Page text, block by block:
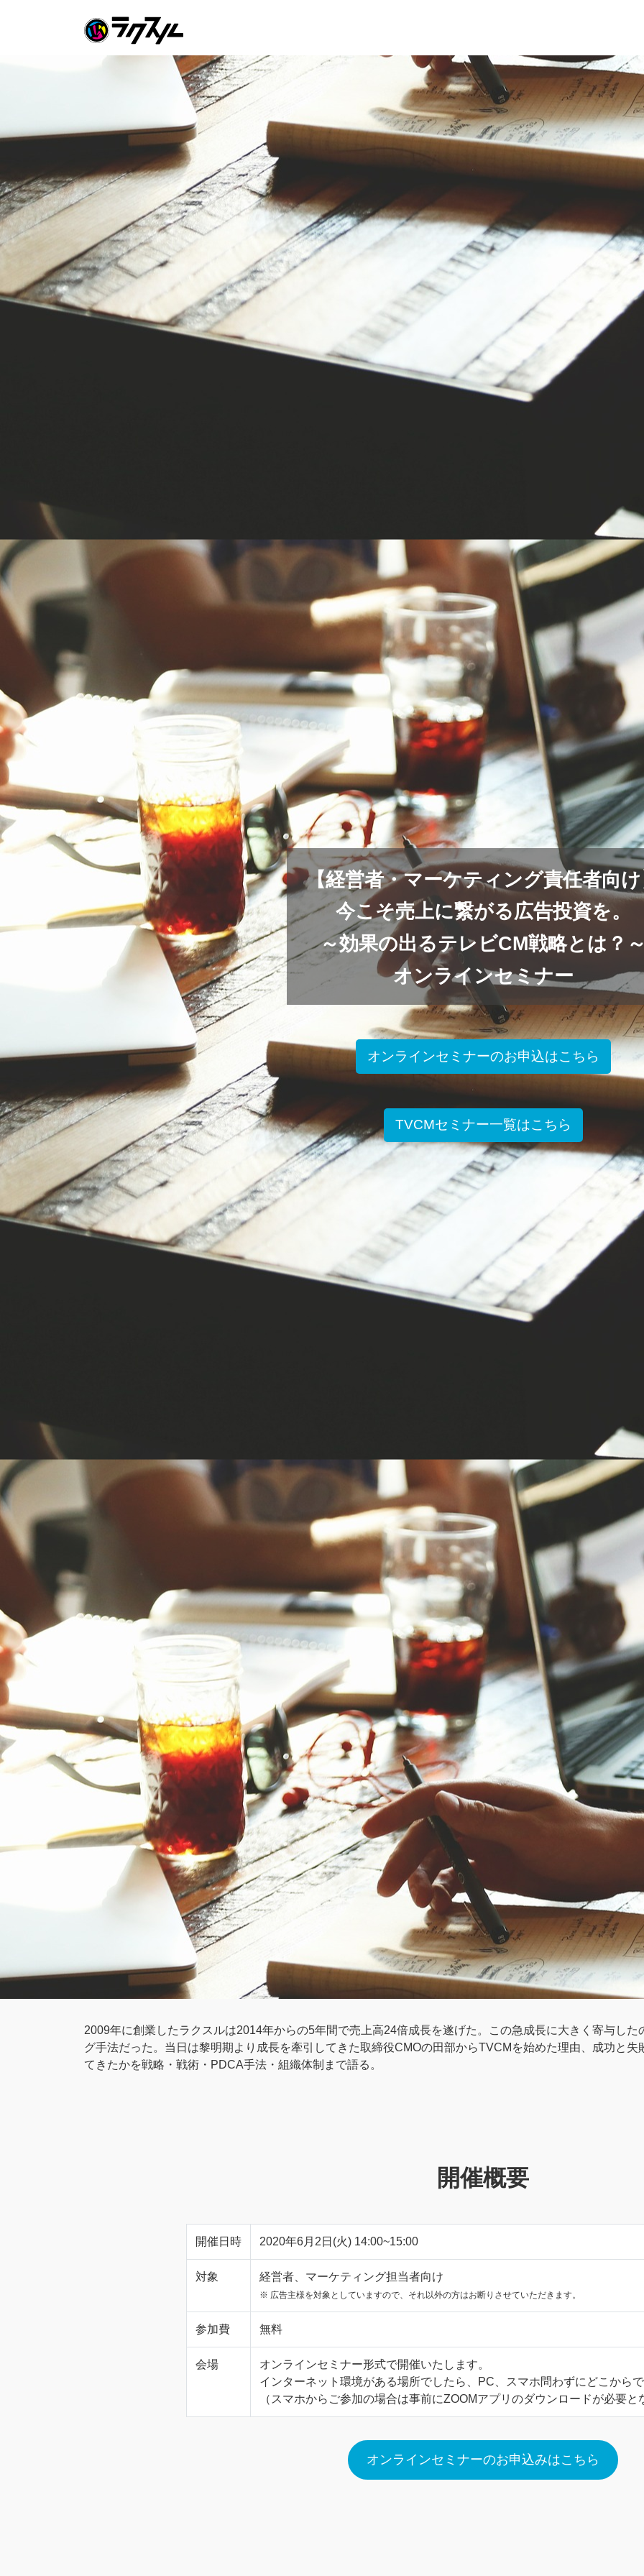
【経営者・マーケティング責任者向
今こそ売上に繋がる広告投資を。
～効果の出るテレビCM戦略とは？
オンラインセミナー
オンラインセミナーのお申込はこちら
TVCMセミナー一覧はこちら
2009年に創業したラクスルは2014年からの5年間で売上高24倍成長を遂げた。この急成長に大きく寄与し
グ手法だった。当日は黎明期より成長を牽引してきた取締役CMOの田部からTVCMを始めた理由、成功と
てきたかを戦略・戦術・PDCA手法・組織体制まで語る。
開催概要
開催日時 2020年6月2日(火) 14:00~15:00
対象 経営者、マーケティング担当者向け
※ 広告主様を対象としていますので、それ以外の方はお断りさせていただきます。
参加費 無料
会場
オンラインセミナー形式で開催いたします。
インターネット環境がある場所でしたら、PC、スマホ問わずにどこから
（スマホからご参加の場合は事前にZOOMアプリのダウンロードが必要と
オンラインセミナーのお申込みはこちら